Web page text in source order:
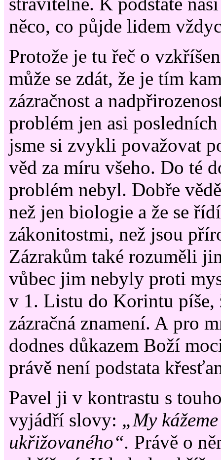
něco, co půjde lidem
Protože je tu řeč o
může se zdát, že je tím
zázračnost a
problém jen asi
jsme si zvykli považovat
věd za míru všeho. Do té
problém nebyl. Dobře
než jen biologie a že se
zákonitostmi, než jsou
Zázrakům také rozuměli
vůbec jim nebyly proti
v 1. Listu do Korintu píše,
zázračná znamení. A pro
dodnes důkazem Boží
právě není podstata
Pavel ji v kontrastu s
vyjádří slovy: „My
ukřižovaného“. Právě o